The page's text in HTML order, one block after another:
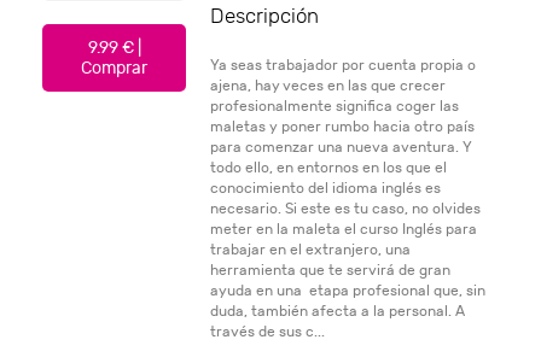
9.99 € |
Comprar
Descripción
Ya seas trabajador por cuenta propia o
ajena, hay veces en las que crecer
profesionalmente significa coger las
maletas y poner rumbo hacia otro país
para comenzar una nueva aventura. Y
todo ello, en entornos en los que el
conocimiento del idioma inglés es
necesario. Si este es tu caso, no olvides
meter en la maleta el curso Inglés para
trabajar en el extranjero, una
herramienta que te servirá de gran
ayuda en una etapa profesional que, sin
duda, también afecta a la personal. A
través de sus c...